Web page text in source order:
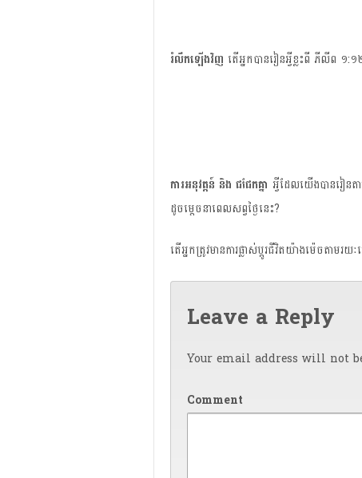
រំលឹក​ឡើង​វិញ តើ​អ្នក​បាន​រៀន​អ្វី​ខ្លះ​ពី​ ភីលីព​ ១:
ការ​អនុវត្តន៍ និង ជជែក​គ្នា អ្វី​ដែល​យើង​បាន​រៀន​ត
ដូច​ម្តេច​នា​ពេល​សព្វ​ថ្ងៃ​នេះ?
តើ​អ្នក​ត្រូវ​មាន​ការ​ផ្លាស់​ប្តូរ​ជីវិត​យ៉ាង​ម៉េច​តាមរ
Leave a Reply
Your email address will not
Comment